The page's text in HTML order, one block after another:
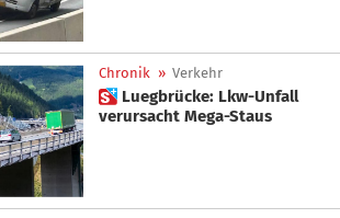
Chronik » Verkehr
 Luegbrücke: Lkw-Unfall
verursacht Mega-Staus